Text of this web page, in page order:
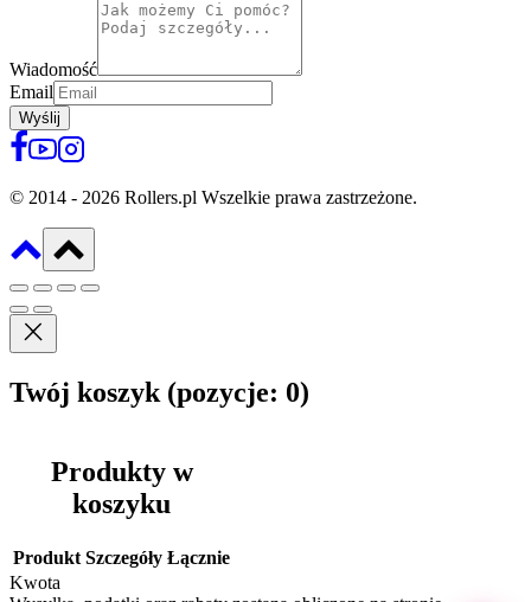
Wiadomość
Email
Wyślij
© 2014 - 2026 Rollers.pl Wszelkie prawa zastrzeżone.
Twój koszyk (pozycje: 0)
Produkty w
koszyku
Produkt Szczegóły Łącznie
Kwota